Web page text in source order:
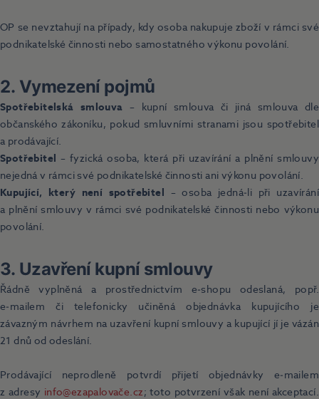
OP se nevztahují na případy, kdy osoba nakupuje zboží v rámci své
podnikatelské činnosti nebo samostatného výkonu povolání.
2. Vymezení pojmů
Spotřebitelská smlouva – kupní smlouva či jiná smlouva dle
občanského zákoníku, pokud smluvními stranami jsou spotřebitel
a prodávající.
Spotřebitel – fyzická osoba, která při uzavírání a plnění smlouvy
nejedná v rámci své podnikatelské činnosti ani výkonu povolání.
Kupující, který není spotřebitel – osoba jedná‑li při uzavírání
a plnění smlouvy v rámci své podnikatelské činnosti nebo výkonu
povolání.
3. Uzavření kupní smlouvy
Řádně vyplněná a prostřednictvím e‑shopu odeslaná, popř.
e‑mailem či telefonicky učiněná objednávka kupujícího je
závazným návrhem na uzavření kupní smlouvy a kupující jí je vázán
21 dnů od odeslání.
Prodávající neprodleně potvrdí přijetí objednávky e‑mailem
z adresy info@ezapalovače.cz; toto potvrzení však není akceptací.